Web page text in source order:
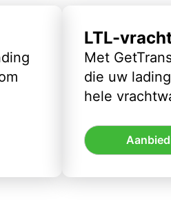
LTL-
Met
die uw
hele